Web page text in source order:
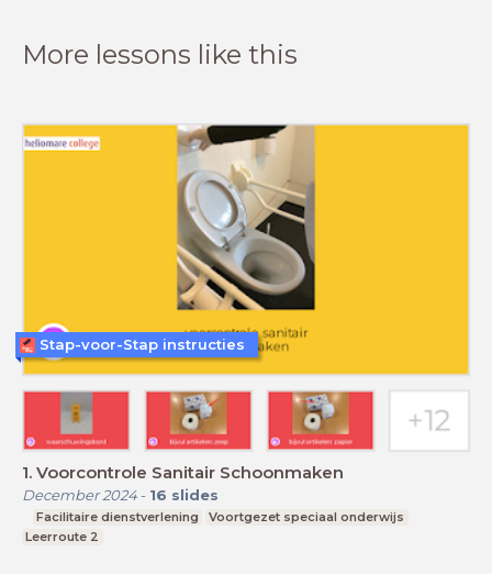
More lessons like this
1. Voorcontrole Sanitair Schoonmaken
December 2024- 16 slides
Facilitaire dienstverlening
Voortgezet speciaal onderwijs
Leerroute 2
Stap-voor-Stap instructies